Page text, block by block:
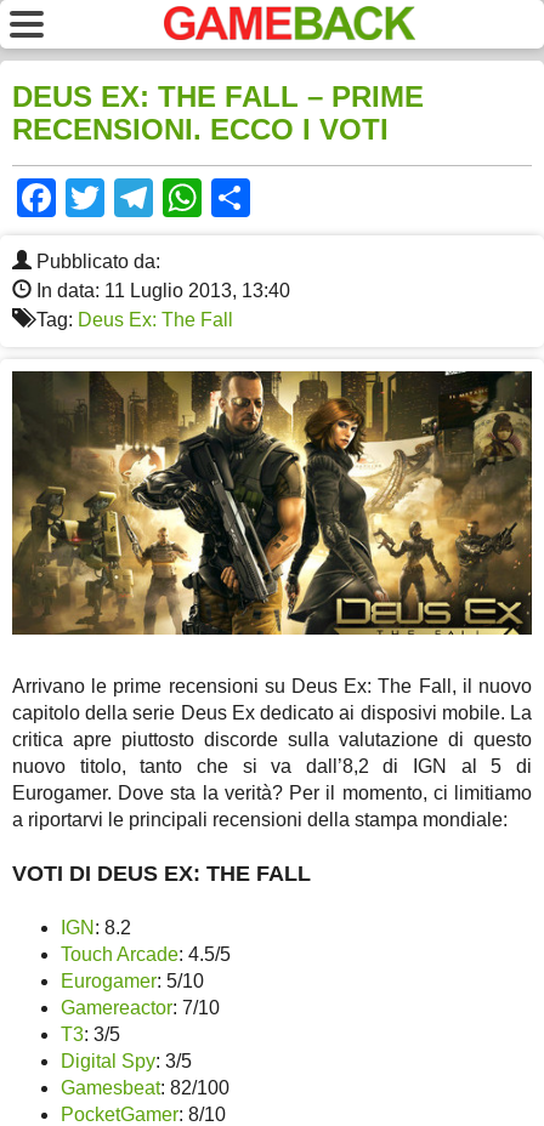
DEUS EX: THE FALL – PRIME
RECENSIONI. ECCO I VOTI
Facebook
TwitterTelegram
WhatsApp
Pubblicato da:
In data: 11 Luglio 2013, 13:40
Tag: Deus Ex: The Fall
Arrivano le prime recensioni su Deus Ex: The Fall, il nuovo
capitolo della serie Deus Ex dedicato ai disposivi mobile. La
critica apre piuttosto discorde sulla valutazione di questo
nuovo titolo, tanto che si va dall’8,2 di IGN al 5 di
Eurogamer. Dove sta la verità? Per il momento, ci limitiamo
a riportarvi le principali recensioni della stampa mondiale:
VOTI DI DEUS EX: THE FALL
IGN : 8.2
Touch Arcade: 4.5/5
Eurogamer: 5/10
Gamereactor: 7/10
T3: 3/5
Digital Spy: 3/5
Gamesbeat: 82/100
PocketGamer: 8/10